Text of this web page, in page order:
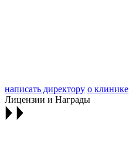
написать директору о клинике
Лицензии и Награды